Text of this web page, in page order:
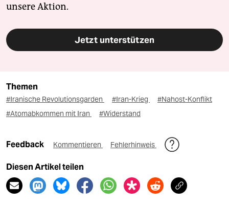
unsere Aktion.
Jetzt unterstützen
Themen
#Iranische Revolutionsgarden #Iran-Krieg
#Nahost-Konflikt
#Atomabkommen mit Iran
#Widerstand
Feedback Kommentieren Fehlerhinweis
Diesen Artikel teilen